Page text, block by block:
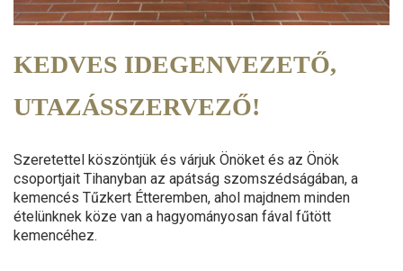
KEDVES IDEGENVEZETŐ,
UTAZÁSSZERVEZŐ!
Szeretettel köszöntjük és várjuk Önöket és az Önök
csoportjait Tihanyban az apátság szomszédságában, a
kemencés Tűzkert Étteremben, ahol majdnem minden
ételünknek köze van a hagyományosan fával fűtött
kemencéhez.